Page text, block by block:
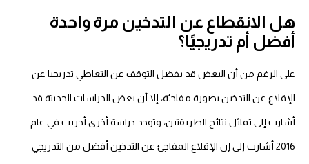
هل الانقطاع عن التدخين مرة واحدة
أفضل أم تدريجيًا؟
على الرغم من أن البعض قد يفضل التوقف عن التعاطي تدريجيا عن
الإقلاع عن التدخين بصورة مفاجئة، إلا أن بعض الدراسات الحديثة قد
أشارت إلى تماثل نتائج الطريقتين، وتوجد دراسة أخرى أجريت في عام
2016 أشارت إلى إن الإقلاع المفاجئ عن التدخين أفضل من التدريجي